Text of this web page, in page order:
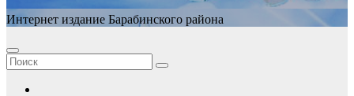
Интернет издание Барабинского района